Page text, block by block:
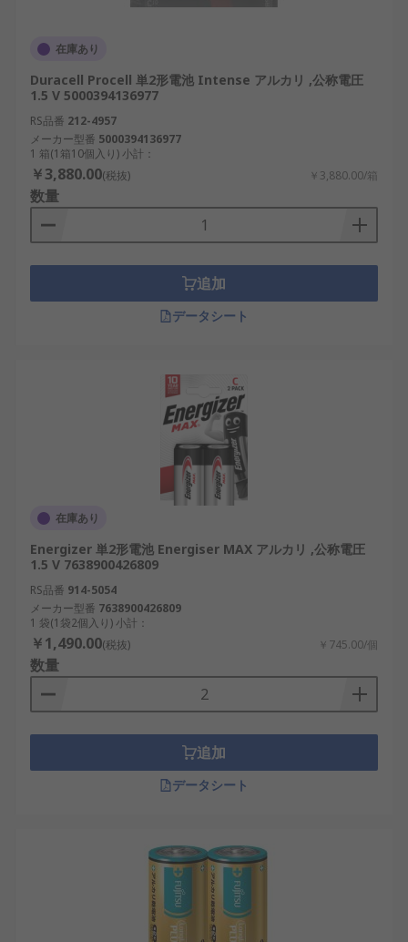
在庫あり
Duracell Procell 単2形電池 Intense アルカリ ,公称電圧
1.5 V 5000394136977
RS品番 212-4957
メーカー型番 5000394136977
1 箱(1箱10個入り) 小計：
￥3,880.00(税抜) ￥3,880.00/箱
数量
追加
データシート
在庫あり
Energizer 単2形電池 Energiser MAX アルカリ ,公称電圧
1.5 V 7638900426809
RS品番 914-5054
メーカー型番 7638900426809
1 袋(1袋2個入り) 小計：
￥1,490.00(税抜) ￥745.00/個
数量
追加
データシート